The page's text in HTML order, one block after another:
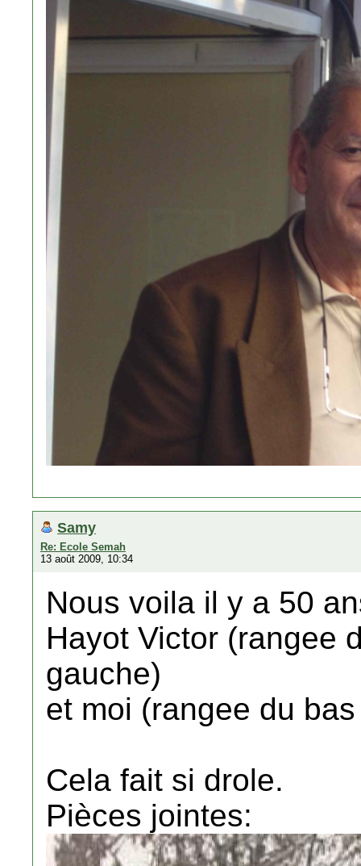
Samy
Re: Ecole Semah
13 août 2009, 10:34
Nous voila il y a 50
Hayot Victor (rangee
gauche)
et moi (rangee du
Cela fait si drole.
Pièces jointes: